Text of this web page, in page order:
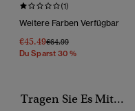
(1)
Weitere Farben Verfügbar
€45.49Preis Wurde Reduziert Von
€64.99Bis
Du Sparst 30 %
Tragen Sie Es Mit...